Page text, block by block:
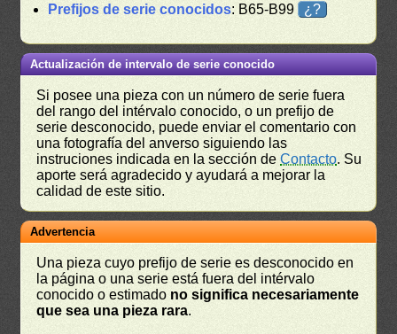
Prefijos de serie conocidos: B65-B99 ¿?
Actualización de intervalo de serie conocido
Si posee una pieza con un número de serie fuera
del rango del intérvalo conocido, o un prefijo de
serie desconocido, puede enviar el comentario con
una fotografía del anverso siguiendo las
instruciones indicada en la sección deContacto. Su
aporte será agradecido y ayudará a mejorar la
calidad de este sitio.
Advertencia
Una pieza cuyo prefijo de serie es desconocido en
la página o una serie está fuera del intérvalo
conocido o estimado no significa necesariamente
que sea una pieza rara.